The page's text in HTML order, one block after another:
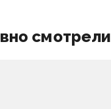
смотрели